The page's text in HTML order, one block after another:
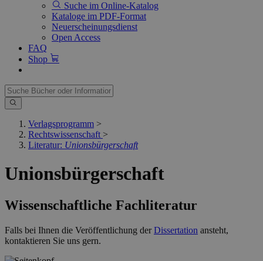
Suche im Online-Katalog
Kataloge im PDF-Format
Neuerscheinungsdienst
Open Access
FAQ
Shop
Verlagsprogramm >
Rechtswissenschaft >
Literatur: Unionsbürgerschaft
Unionsbürgerschaft
Wissenschaftliche Fachliteratur
Falls bei Ihnen die Veröffentlichung derDissertation ansteht,
kontaktieren Sie uns gern.